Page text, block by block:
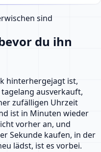
sind
du ihn
hinterhergejagt ist,
ausverkauft,
zufälligen Uhrzeit
ist in Minuten wieder
vorher an, und
Sekunde kaufen, in der
lädst, ist es vorbei.